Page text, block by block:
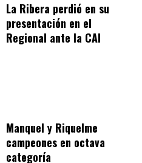
La Ribera perdió en su
presentación en el
Regional ante la CAI
Manquel y Riquelme
campeones en octava
categoría